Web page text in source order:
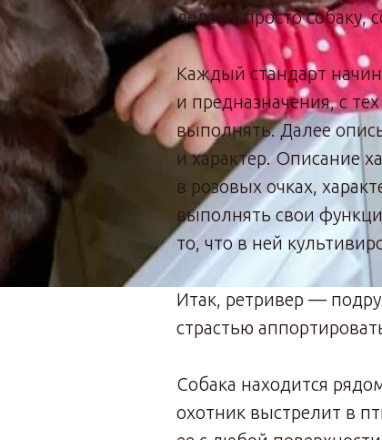
делают просто собаку,
Каждый стандарт
и предназначения, с
выполнять. Далее
и характер. Описание
в розовых очках,
выполнять свои
то, что в ней
Итак, ретривер —
страстью
Собака находится
охотник выстрелит в